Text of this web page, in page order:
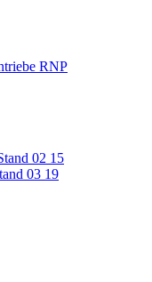
RNP
02 15
03 19